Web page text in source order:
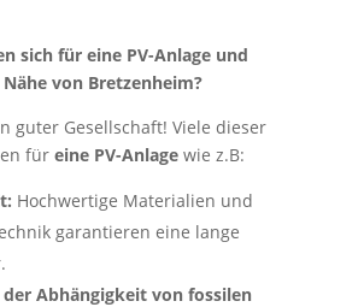
sich für eine PV-Anlage und
von Bretzenheim?
guter Gesellschaft! Viele dieser
für eine PV-Anlage wie z.B:
Hochwertige Materialien und
garantieren eine lange
der Abhängigkeit von fossilen